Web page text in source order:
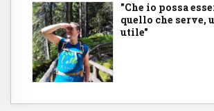
"Che io possa
quello che serve,
utile"